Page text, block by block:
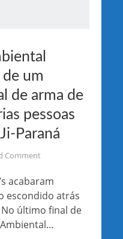
de um
de arma de
pessoas
Paraná
Comment
acabaram
escondido atrás
último final de